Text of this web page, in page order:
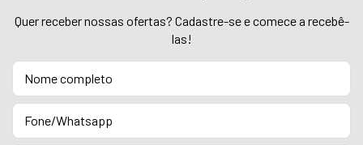
Quer receber nossas ofertas? Cadastre-se e comece a recebê-
las!